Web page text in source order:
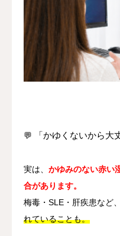
💬 「かゆくないから大
実は、 かゆみのない赤い
合があります。
梅毒・SLE・肝疾患など、
れていることも。
招聘信息
简体中文 日本語